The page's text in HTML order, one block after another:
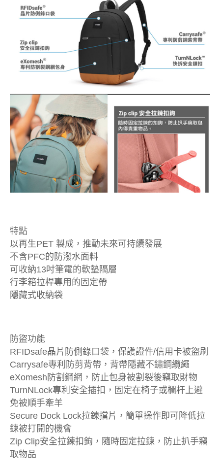
特點
以再生PET 製成，推動未來可持續發展
不含PFC的防潑水面料
可收納13吋筆電的軟墊隔層
行李箱拉桿專用的固定帶
隱藏式收納袋
防盜功能
RFIDsafe晶片防側錄口袋，保護證件/信用卡被盜刷
Carrysafe專利防剪背帶，背帶隱藏不鏽鋼纜繩
eXomesh防割鋼網，防止包身被割裂後竊取財物
TurnNLock專利安全插扣，固定在椅子或欄杆上避
免被順手牽羊
Secure Dock Lock拉鍊擋片，簡單操作即可降低拉
鍊被打開的機會
Zip Clip安全拉鍊扣鉤，隨時固定拉鍊，防止扒手竊
取物品